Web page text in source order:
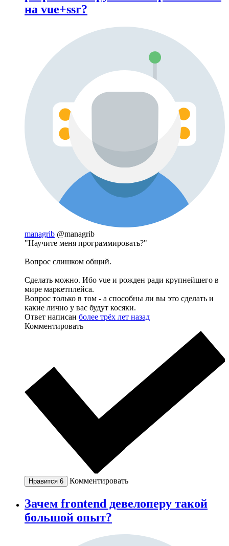
на vue+ssr?
managrib @managrib
"Научите меня программировать?"
Вопрос слишком общий.
Сделать можно. Ибо vue и рожден ради крупнейшего в
мире маркетплейса.
Вопрос только в том - а способны ли вы это сделать и
какие лично у вас будут косяки.
Ответ написан более трёх лет назад
Комментировать
Нравится 6 Комментировать
Зачем frontend девелоперу такой
большой опыт?